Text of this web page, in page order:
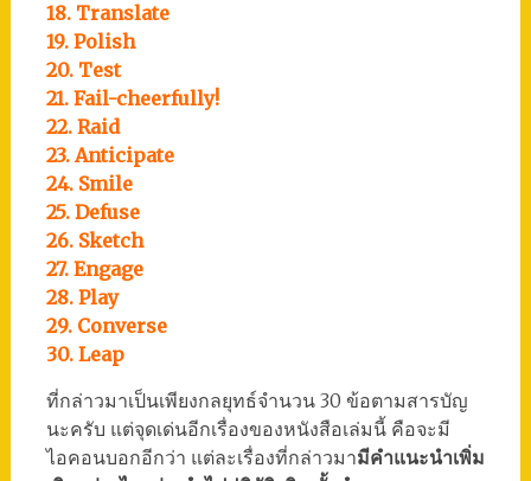
18. Translate
19. Polish
20. Test
21. Fail-cheerfully!
22. Raid
23. Anticipate
24. Smile
25. Defuse
26. Sketch
27. Engage
28. Play
29. Converse
30. Leap
ที่กล่าวมาเป็นเพียงกลยุทธ์จำนวน 30 ข้อตามสารบัญ
นะครับ แต่จุดเด่นอีกเรื่องของหนังสือเล่มนี้ คือจะมี
ไอคอนบอกอีกว่า แต่ละเรื่องที่กล่าวมามีคำแนะนำเพิ่ม